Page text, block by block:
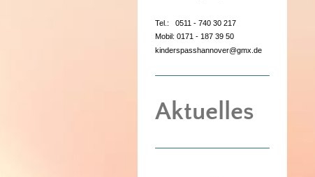
Tel.: 0511 - 740 30 217
Mobil: 0171 - 187 39 50
kinderspasshannover@gmx.de
Aktuelles